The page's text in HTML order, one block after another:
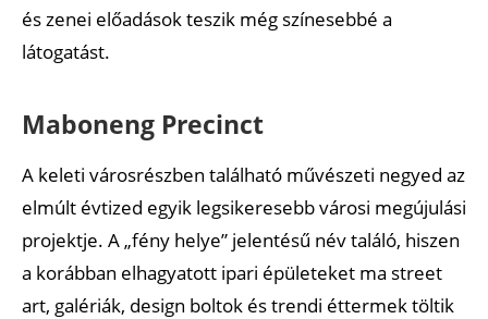
és zenei előadások teszik még színesebbé a
látogatást.
Maboneng Precinct
A keleti városrészben található művészeti negyed az
elmúlt évtized egyik legsikeresebb városi megújulási
projektje. A „fény helye” jelentésű név találó, hiszen
a korábban elhagyatott ipari épületeket ma street
art, galériák, design boltok és trendi éttermek töltik